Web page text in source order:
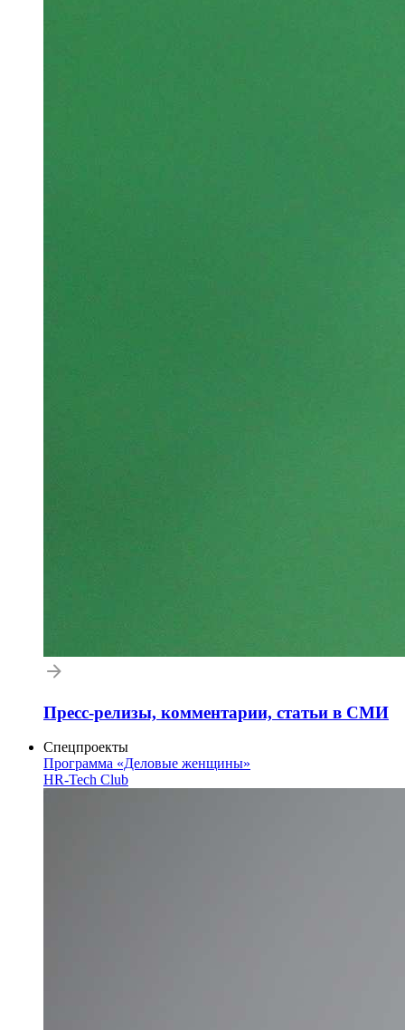
Пресс-релизы, комментарии, статьи в СМИ
Спецпроекты
Программа «Деловые женщины»
HR-Tech Club